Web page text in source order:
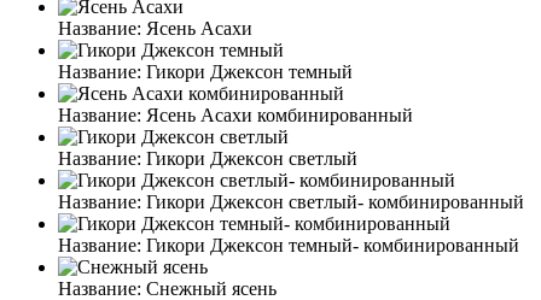
Название: Ясень Асахи
Название: Гикори Джексон темный
Название: Ясень Асахи комбинированный
Название: Гикори Джексон светлый
Название: Гикори Джексон светлый- комбинированный
Название: Гикори Джексон темный- комбинированный
Название: Снежный ясень